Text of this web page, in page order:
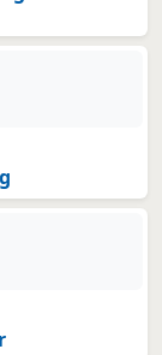
Logo hinterlegt
Logo hinterlegt